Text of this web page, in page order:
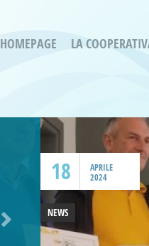
HOMEPAGE LA
18
APRILE
2024
NEWS